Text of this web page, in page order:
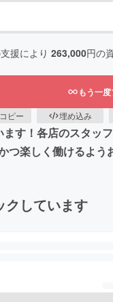
援により 263,000円の
もう一
ピー 埋め込み
す！各店のスタ
つ楽しく働けるよ
クしています